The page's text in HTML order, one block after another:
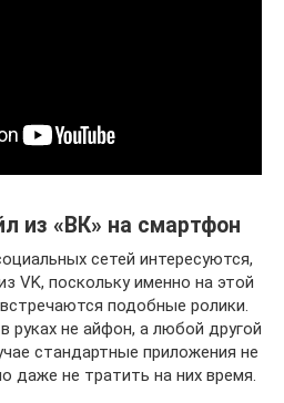
из «ВК» на смартфон
сетей интересуются,
VK, поскольку именно на этой
подобные ролики.
руках не айфон, а любой другой
стандартные приложения не
даже не тратить на них время.